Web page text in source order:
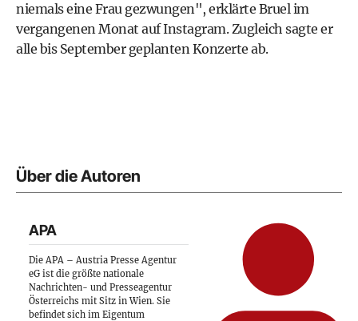
niemals eine Frau gezwungen", erklärte Bruel im
vergangenen Monat auf Instagram. Zugleich sagte er
alle bis September geplanten Konzerte ab.
Über die Autoren
APA
Die APA – Austria Presse Agentur
eG ist die größte nationale
Nachrichten- und Presseagentur
Österreichs mit Sitz in Wien. Sie
befindet sich im Eigentum